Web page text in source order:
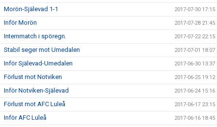
Morön-Själevad 1-1 2017-07-30 17:15
Inför Morön 2017-07-28 21:45
Internmatch i spöregn. 2017-07-22 22:15
Stabil seger mot Umedalen 2017-07-01 18:07
Inför Själevad-Umedalen 2017-06-30 13:37
Förlust mot Notviken 2017-06-25 19:12
Inför Notviken-Själevad 2017-06-24 15:16
Förlust mot AFC Luleå 2017-06-17 23:15
Inför AFC Luleå 2017-06-16 18:45